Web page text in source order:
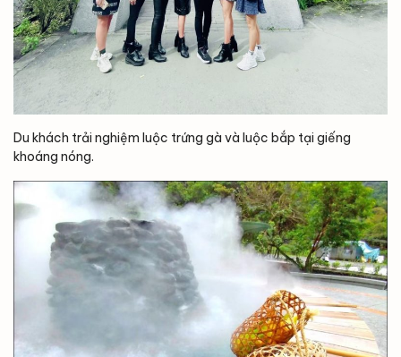
Du khách trải nghiệm luộc trứng gà và luộc bắp tại giếng
khoáng nóng.